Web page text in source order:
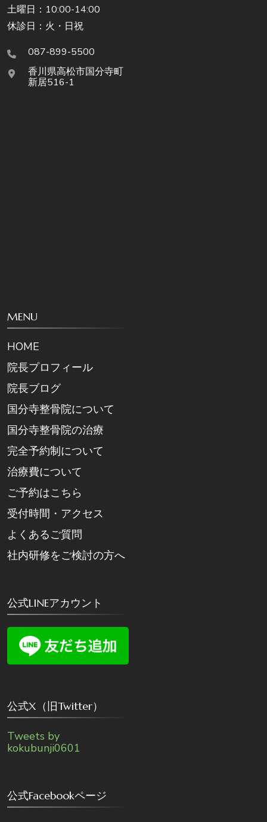
土曜日：10:00-14:00
休診日：火・日祝
087-899-5500
香川県高松市国分寺町
新居516-1
MENU
HOME
院長プロフィール
院長ブログ
国分寺整骨院について
国分寺整骨院の治療
完全予約制について
治療費について
ご予約はこちら
受付時間・アクセス
よくあるご質問
社内研修をご検討の方へ
公式LINEアカウント
公式X（旧Twitter）
Tweets by
kokubunji0601
公式Facebookページ